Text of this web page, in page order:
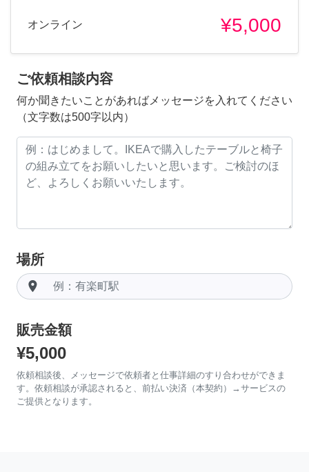
オンライン ¥5,000
ご依頼相談内容
何か聞きたいことがあればメッセージを入れてください
（文字数は500字以内）
場所
room
販売金額
¥5,000
依頼相談後、メッセージで依頼者と仕事詳細のすり合わせができま
す。依頼相談が承認されると、前払い決済（本契約）→サービスの
ご提供となります。